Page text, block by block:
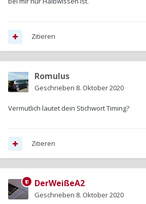
Zitieren
Romulus
Geschrieben 8. Oktober 2020
Vermutlich lautet dein Stichwort Timing?
Zitieren
DerWeißeA2
Geschrieben 8. Oktober 2020